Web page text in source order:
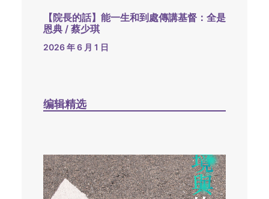
【院長的話】能一生和到處傳講基督：全是
恩典 / 蔡少琪
2026 年 6 月 1 日
编辑精选